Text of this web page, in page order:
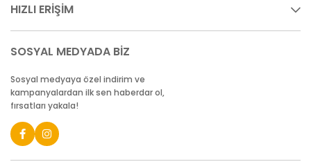
HIZLI ERİŞİM
SOSYAL MEDYADA BİZ
Sosyal medyaya özel indirim ve
kampanyalardan ilk sen haberdar ol,
fırsatları yakala!